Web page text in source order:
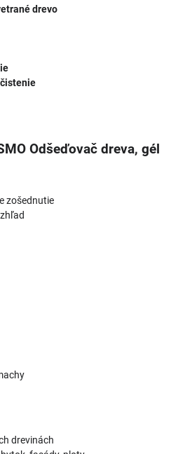
drevo
Odšeďovač dreva, gél
zošednutie
drevinách